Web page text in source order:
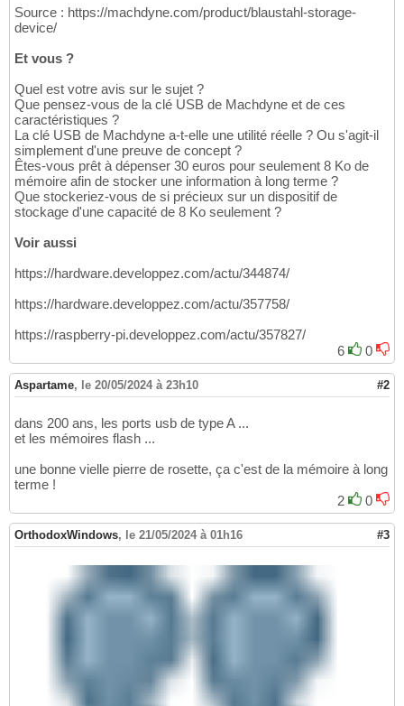
Source : https://machdyne.com/product/blaustahl-storage-
device/
Et vous ?
Quel est votre avis sur le sujet ?
Que pensez-vous de la clé USB de Machdyne et de ces
caractéristiques ?
La clé USB de Machdyne a-t-elle une utilité réelle ? Ou s'agit-il
simplement d'une preuve de concept ?
Êtes-vous prêt à dépenser 30 euros pour seulement 8 Ko de
mémoire afin de stocker une information à long terme ?
Que stockeriez-vous de si précieux sur un dispositif de
stockage d'une capacité de 8 Ko seulement ?
Voir aussi
https://hardware.developpez.com/actu/344874/
https://hardware.developpez.com/actu/357758/
https://raspberry-pi.developpez.com/actu/357827/
6
0
Aspartame, le 20/05/2024 à 23h10 #2
dans 200 ans, les ports usb de type A ...
et les mémoires flash ...
une bonne vielle pierre de rosette, ça c'est de la mémoire à long
terme !
2
0
OrthodoxWindows, le 21/05/2024 à 01h16 #3